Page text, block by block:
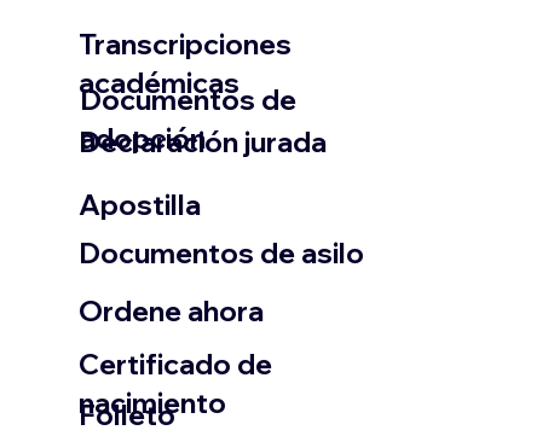
Transcripciones
académicas
Documentos de
adopción
Declaración jurada
​Apostilla
Documentos de asilo
Ordene ahora
Certificado de
nacimiento
Folleto